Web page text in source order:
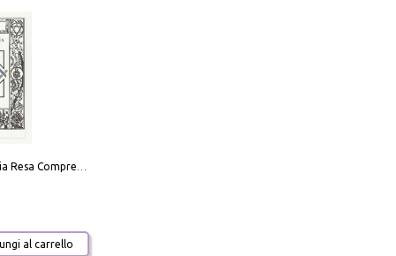
La Massoneria Resa Comprensibile ai Suoi Adepti. Vol. 3: il Maestro.
al carrello